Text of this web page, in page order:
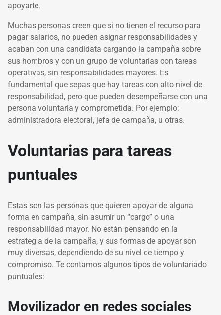
apoyarte.
Muchas personas creen que si no tienen el recurso para
pagar salarios, no pueden asignar responsabilidades y
acaban con una candidata cargando la campaña sobre
sus hombros y con un grupo de voluntarias con tareas
operativas, sin responsabilidades mayores. Es
fundamental que sepas que hay tareas con alto nivel de
responsabilidad, pero que pueden desempeñarse con una
persona voluntaria y comprometida. Por ejemplo:
administradora electoral, jefa de campaña, u otras.
Voluntarias para tareas
puntuales
Estas son las personas que quieren apoyar de alguna
forma en campaña, sin asumir un “cargo” o una
responsabilidad mayor. No están pensando en la
estrategia de la campaña, y sus formas de apoyar son
muy diversas, dependiendo de su nivel de tiempo y
compromiso. Te contamos algunos tipos de voluntariado
puntuales:
Movilizador en redes sociales